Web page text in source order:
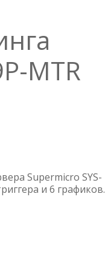
MTR
Supermicro SYS-
и 6 графиков.